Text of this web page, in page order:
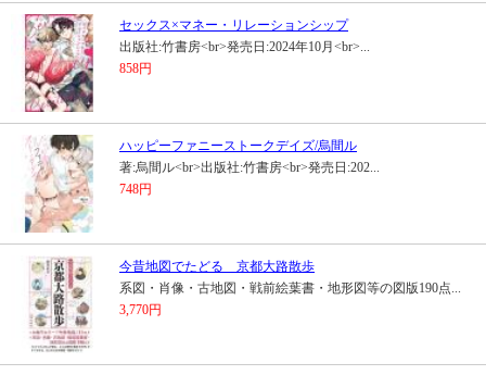
セックス×マネー・リレーションシップ
出版社:竹書房<br>発売日:2024年10月<br>...
858円
ハッピーファニーストークデイズ/烏間ル
著:烏間ル<br>出版社:竹書房<br>発売日:202...
748円
今昔地図でたどる 京都大路散歩
系図・肖像・古地図・戦前絵葉書・地形図等の図版190点...
3,770円